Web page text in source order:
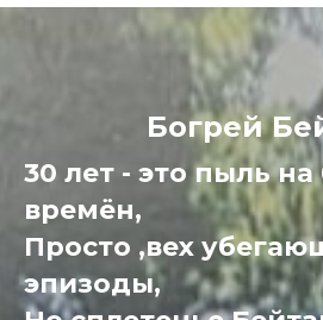
Богрей
30 лет - это пыль на
времён,
Просто ,вех
эпизоды,